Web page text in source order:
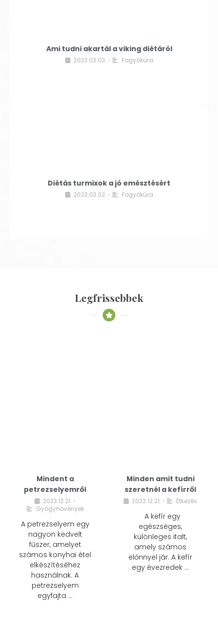
Ami tudni akartál a viking diétáról
2023.03.03. • Fogyókúra
Diétás turmixok a jó emésztésért
2023.03.02. • Fogyókúra
Legfrissebbek
Mindent a
petrezselyemről
2023.12.21. •
Gyógynövények
A petrezselyem egy
nagyon kedvelt
fűszer, amelyet
számos konyhai étel
elkészítéséhez
használnak. A
petrezselyem
egyfajta …
Minden amit tudni
szeretnél a kefírről
2023.12.21. • Étkezés
A kefír egy
egészséges,
különleges italt,
amely számos
előnnyel jár. A kefír
egy évezredek …